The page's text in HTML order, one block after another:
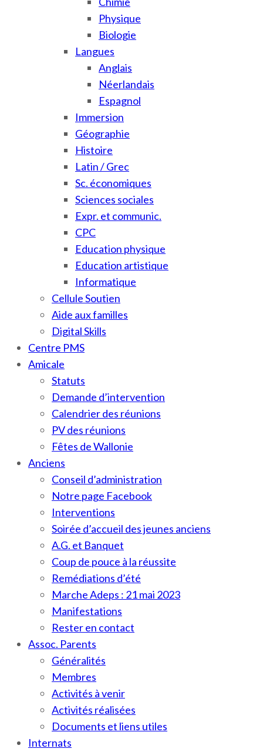
Physique
Biologie
Langues
Anglais
Néerlandais
Espagnol
Immersion
Géographie
Histoire
Latin / Grec
Sc. économiques
Sciences sociales
Expr. et communic.
CPC
Education physique
Education artistique
Informatique
Cellule Soutien
Aide aux familles
Digital Skills
Centre PMS
Amicale
Statuts
Demande d’intervention
Calendrier des réunions
PV des réunions
Fêtes de Wallonie
Anciens
Conseil d’administration
Notre page Facebook
Interventions
Soirée d’accueil des jeunes anciens
A.G. et Banquet
Coup de pouce à la réussite
Remédiations d’été
Marche Adeps : 21 mai 2023
Manifestations
Rester en contact
Assoc. Parents
Généralités
Membres
Activités à venir
Activités réalisées
Documents et liens utiles
Internats